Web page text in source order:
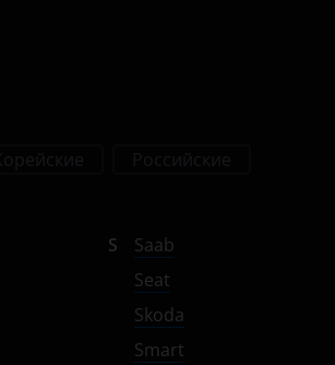
S
Saab
Seat
Skoda
Smart